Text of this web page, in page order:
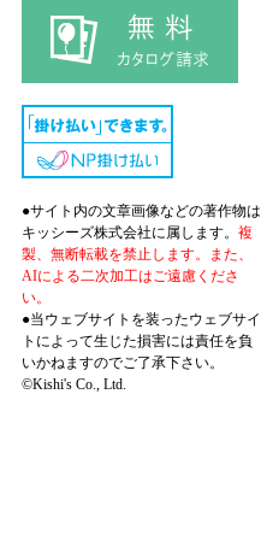
●サイト内の文章画像などの著作物は
キッシーズ株式会社に属します。 複
製、無断転載を禁止します。また、
AIによる二次加工はご遠慮くださ
い。
●当ウェブサイトを装ったウェブサイ
トによって生じた損害には責任を負
いかねますのでご了承下さい。
©Kishi's Co., Ltd.